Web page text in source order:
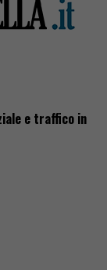
e traffico in